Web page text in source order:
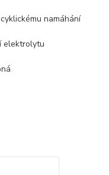
namáhání
elektrolytu